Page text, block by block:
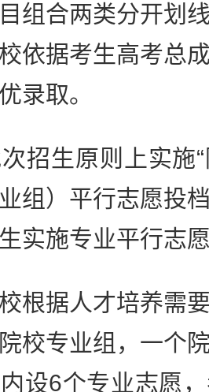
组合两类分开划
依据考生高考总
录取。
生原则上实施“
组）平行志愿投
实施专业平行志
据人才培养需要
校专业组，一个
设6个专业志愿